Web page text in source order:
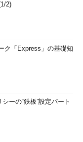
2)
ク「Express」の基礎知
ーの“鉄板”設定パート